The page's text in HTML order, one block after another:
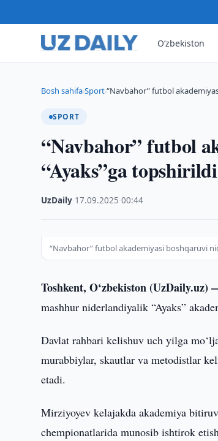
O‘zbekiston
Bosh sahifa›Sport›“Navbahor” futbol
SPORT
“Navbahor” futbol
“Ayaks”ga topshirildi
UzDaily 17.09.2025 ·00:44
“Navbahor” futbol akademiyasi boshqaruvi
Toshkent, O‘zbekiston
mashhur niderlandiyalik “Ayaks”
Davlat rahbari kelishuv uch yilga
murabbiylar, skautlar va metodistlar
etadi.
Mirziyoyev kelajakda akademiya
chempionatlarida munosib ishtirok